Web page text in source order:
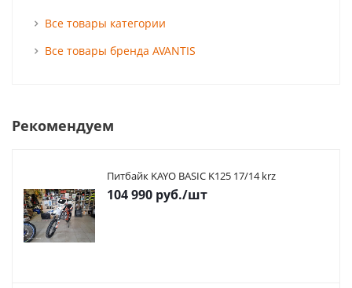
Все товары категории
Все товары бренда AVANTIS
Рекомендуем
Питбайк KAYO BASIC K125 17/14 krz
104 990 руб./шт